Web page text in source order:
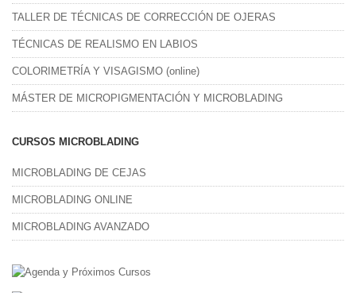
TALLER DE TÉCNICAS DE CORRECCIÓN DE OJERAS
TÉCNICAS DE REALISMO EN LABIOS
COLORIMETRÍA Y VISAGISMO (online)
MÁSTER DE MICROPIGMENTACIÓN Y MICROBLADING
CURSOS MICROBLADING
MICROBLADING DE CEJAS
MICROBLADING ONLINE
MICROBLADING AVANZADO